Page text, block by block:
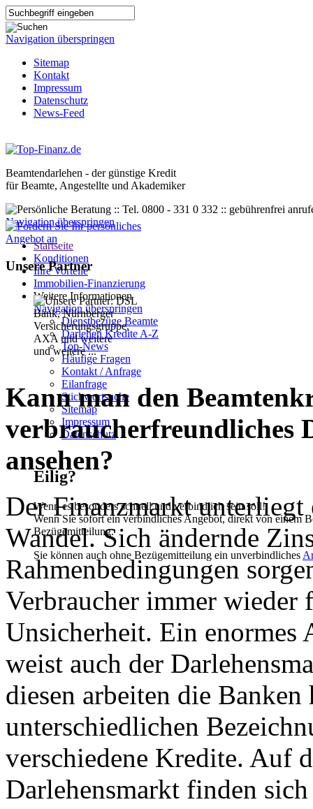
Navigation überspringen
Sitemap
Kontakt
Impressum
Datenschutz
News-Feed
Beamtendarlehen - der günstige Kredit
für Beamte, Angestellte und Akademiker
Navigation überspringen
Startseite
Konditionen
Ihre Vorteile
Immobilien-Finanzierung
Weitere Informationen
Navigation überspringen
Dienstbezüge Beamte
Darlehen Kredite A-Z
Top-News
Häufige Fragen
Kontakt / Anfrage
Eilanfrage
Stichwortsuche
Sitemap
Impressum
Datenschutz
Eilig?
Wenn es besonders schnell und verbindlich sein soll!
Wenn Sie sofort ein verbindliches Angebot, direkt von einem
Bezügemitteilung.
Sie können auch ohne Bezügemitteilung ein unverbindliches
Unsere Partner
und weitere ...
Kann man den
verbraucherfreundliches
ansehen?
Der Finanzmarkt unterliegt
Wandel. Sich ändernde
Rahmenbedingungen
Verbraucher immer wieder
Unsicherheit. Ein enormes
weist auch der
diesen arbeiten die Banken
unterschiedlichen
verschiedene Kredite. Auf
Darlehensmarkt finden